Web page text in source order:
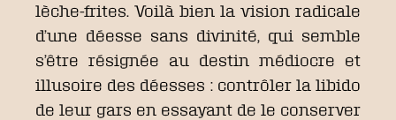
lèche-frites. Voilà bien la vision radicale
d’une déesse sans divinité, qui semble
s’être résignée au destin médiocre et
illusoire des déesses : contrôler la libido
de leur gars en essayant de le conserver